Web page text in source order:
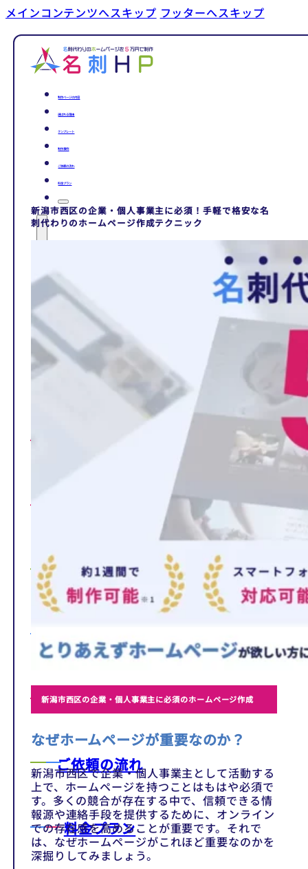
メインコンテンツへスキップ フッターへスキップ
制作ページの内容
選ばれる理由
テンプレート
制作事例
ご依頼の流れ
料金プラン
選ばれる理由
制作事例
ご依頼の流れ
料金プラン
新潟市西区の企業・個人事業主に必須！手軽で格安な名
刺代わりのホームページ作成テクニック
新潟市西区の企業・個人事業主に必須のホームページ作成
なぜホームページが重要なのか？
新潟市西区で企業・個人事業主として活動する
上で、ホームページを持つことはもはや必須で
す。多くの競合が存在する中で、信頼できる情
報源や連絡手段を提供するために、オンライン
での存在感を高めることが重要です。それで
は、なぜホームページがこれほど重要なのかを
深掘りしてみましょう。